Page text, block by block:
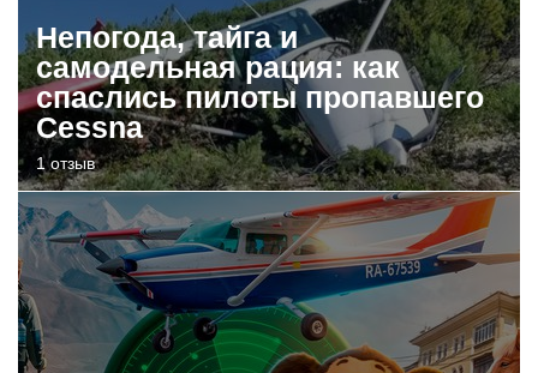
Непогода, тайга и
самодельная рация: как
спаслись пилоты пропавшего
Cessna
1 отзыв